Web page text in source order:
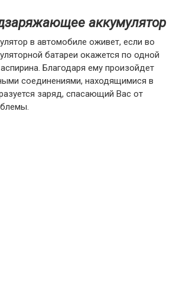
аккумулятор
в автомобиле оживет, если во
батареи окажется по одной
Благодаря ему произойдет
соединениями, находящимися в
заряд, спасающий Вас от